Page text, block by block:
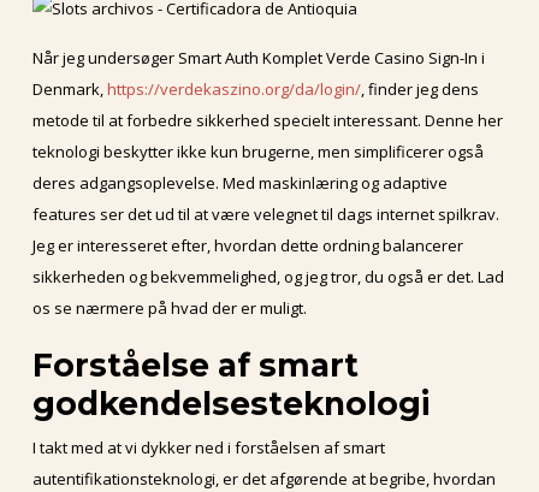
Når jeg undersøger Smart Auth Komplet Verde Casino Sign-In i
Denmark,https://verdekaszino.org/da/login/, finder jeg dens
metode til at forbedre sikkerhed specielt interessant. Denne her
teknologi beskytter ikke kun brugerne, men simplificerer også
deres adgangsoplevelse. Med maskinlæring og adaptive
features ser det ud til at være velegnet til dags internet spilkrav.
Jeg er interesseret efter, hvordan dette ordning balancerer
sikkerheden og bekvemmelighed, og jeg tror, du også er det. Lad
os se nærmere på hvad der er muligt.
Forståelse af smart
godkendelsesteknologi
I takt med at vi dykker ned i forståelsen af smart
autentifikationsteknologi, er det afgørende at begribe, hvordan